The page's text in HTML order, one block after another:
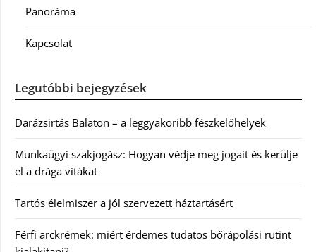
Panoráma
Kapcsolat
Legutóbbi bejegyzések
Darázsirtás Balaton – a leggyakoribb fészkelőhelyek
Munkaügyi szakjogász: Hogyan védje meg jogait és kerülje
el a drága vitákat
Tartós élelmiszer a jól szervezett háztartásért
Férfi arckrémek: miért érdemes tudatos bőrápolási rutint